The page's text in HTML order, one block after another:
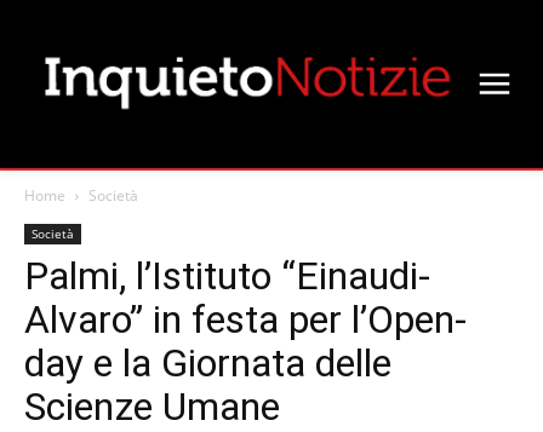
Home Società
Società
Palmi, l’Istituto “Einaudi-
Alvaro” in festa per l’Open-
day e la Giornata delle
Scienze Umane